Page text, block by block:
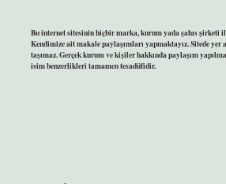
Bu internet sitesinin hiçbir marka, kurum yada şahıs şirketi
Kendimize ait makale paylaşımları yapmaktayız. Sitede
taşımaz. Gerçek kurum ve kişiler hakkında paylaşım
isim benzerlikleri tamamen tesadüfidir.